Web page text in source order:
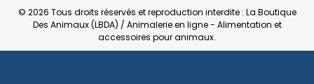
© 2026 Tous droits réservés et reproduction interdite : La Boutique
Des Animaux (LBDA) / Animalerie en ligne - Alimentation et
accessoires pour animaux.